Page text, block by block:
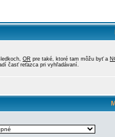
OR pre také, ktoré tam môžu byť a
časť reťazca pri vyhľadávaní.